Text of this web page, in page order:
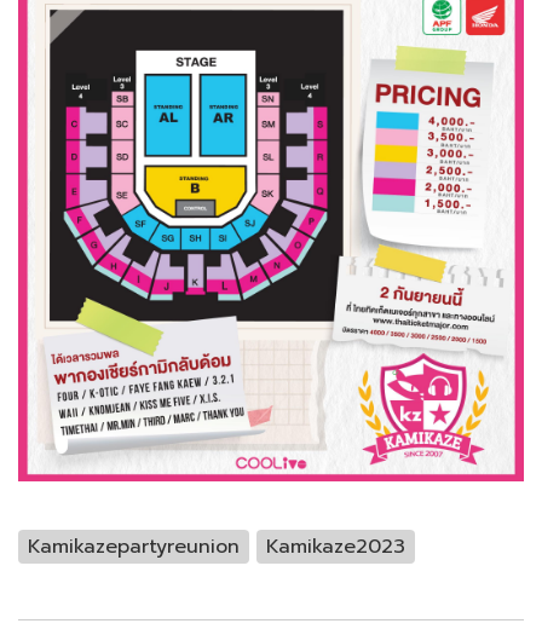
Kamikazepartyreunion Kamikaze2023